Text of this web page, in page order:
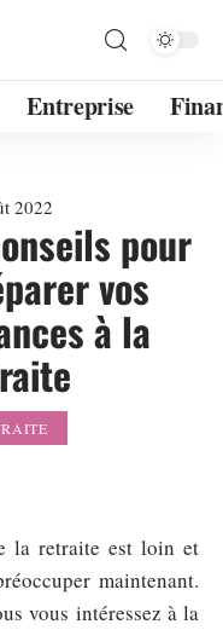
Entreprise
2022
pour
vos
à la
la retraite est loin et
maintenant.
vous intéressez à la